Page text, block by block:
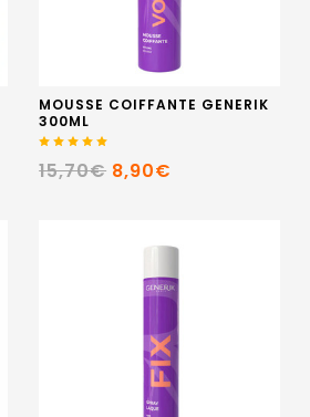
MOUSSE COIFFANTE GENERIK
300ML
15,70€ 8,90€